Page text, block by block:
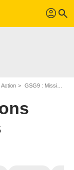
profil search
Action GSG9 : Missions Spéciales